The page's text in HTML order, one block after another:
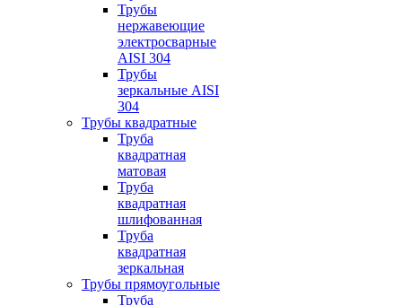
Трубы
нержавеющие
электросварные
AISI 304
Трубы
зеркальные AISI
304
Трубы квадратные
Труба
квадратная
матовая
Труба
квадратная
шлифованная
Труба
квадратная
зеркальная
Трубы прямоугольные
Труба